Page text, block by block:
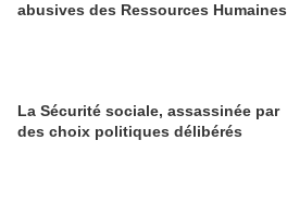
abusives des Ressources Humaines
La Sécurité sociale, assassinée par
des choix politiques délibérés